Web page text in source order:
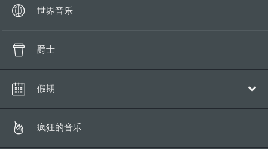
世界音乐
爵士
假期
圣诞
疯狂的音乐